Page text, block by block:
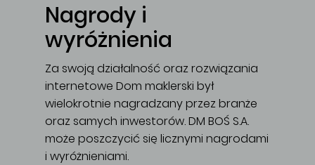
Nagrody i
wyróżnienia
Za swoją działalność oraz rozwiązania
internetowe Dom maklerski był
wielokrotnie nagradzany przez branże
oraz samych inwestorów. DM BOŚ S.A.
może poszczycić się licznymi nagrodami
i wyróżnieniami.